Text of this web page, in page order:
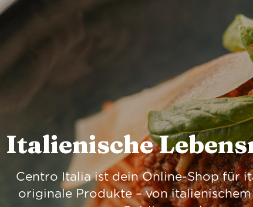
Italienische
Centro Italia ist dein Online-Shop für
originale Produkte – von